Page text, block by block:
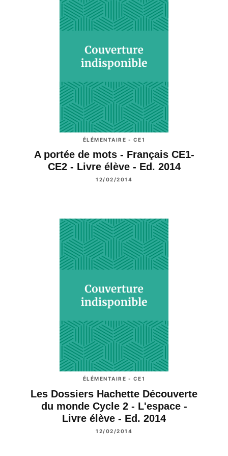
ÉLÉMENTAIRE - CE1
A portée de mots - Français CE1-
CE2 - Livre élève - Ed. 2014
12/02/2014
ÉLÉMENTAIRE - CE1
Les Dossiers Hachette Découverte
du monde Cycle 2 - L'espace -
Livre élève - Ed. 2014
12/02/2014